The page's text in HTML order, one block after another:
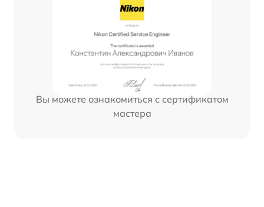
Вы можете ознакомиться с сертификатом
мастера